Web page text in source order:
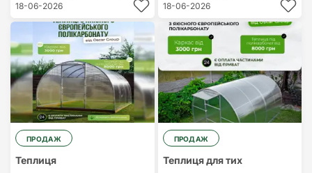
18-06-2026
18-06-2026
ПРОДАЖ
Теплиця
ПРОДАЖ
Теплиця для тих